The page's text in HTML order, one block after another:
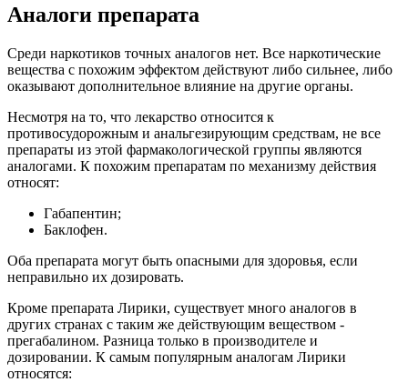
Аналоги препарата
Среди наркотиков точных аналогов нет. Все наркотические
вещества с похожим эффектом действуют либо сильнее, либо
оказывают дополнительное влияние на другие органы.
Несмотря на то, что лекарство относится к
противосудорожным и анальгезирующим средствам, не все
препараты из этой фармакологической группы являются
аналогами. К похожим препаратам по механизму действия
относят:
Габапентин;
Баклофен.
Оба препарата могут быть опасными для здоровья, если
неправильно их дозировать.
Кроме препарата Лирики, существует много аналогов в
других странах с таким же действующим веществом -
прегабалином. Разница только в производителе и
дозировании. К самым популярным аналогам Лирики
относятся: